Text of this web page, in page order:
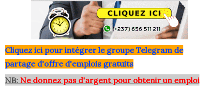
Cliquez ici pour intégrer le groupe Telegram de
partage d'offre d'emplois gratuits
NB: Ne donnez pas d'argent pour obtenir un emploi